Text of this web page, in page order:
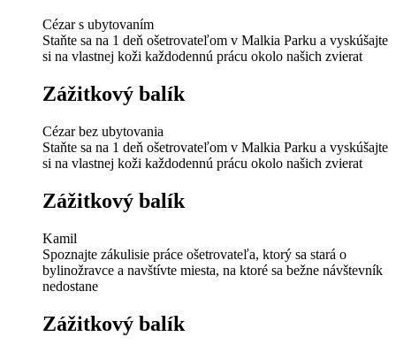
Cézar s ubytovaním
Staňte sa na 1 deň ošetrovateľom v Malkia Parku a vyskúšajte
si na vlastnej koži každodennú prácu okolo našich zvierat
Zážitkový balík
Cézar bez ubytovania
Staňte sa na 1 deň ošetrovateľom v Malkia Parku a vyskúšajte
si na vlastnej koži každodennú prácu okolo našich zvierat
Zážitkový balík
Kamil
Spoznajte zákulisie práce ošetrovateľa, ktorý sa stará o
bylinožravce a navštívte miesta, na ktoré sa bežne návštevník
nedostane
Zážitkový balík